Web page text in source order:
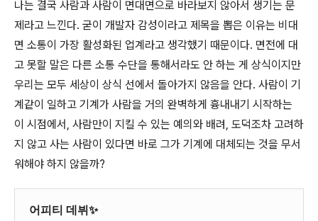
나는 결국 사람과 사람이 면대면으로 바라보지 않아서 생기는 문
제라고 느낀다. 굳이 개발자 감성이라고 제목을 뽑은 이유는 비대
면 소통이 가장 활성화된 업계라고 생각했기 때문이다. 면전에 대
고 못할 말은 다른 소통 수단을 통해서라도 안 하는 게 상식이지만
우리는 모두 세상이 상식 선에서 돌아가지 않음을 안다. 사람이 기
계같이 일하고 기계가 사람을 거의 완벽하게 흉내내기 시작하는
이 시점에서, 사람만이 지킬 수 있는 예의와 배려, 도덕조차 고려하
지 않고 사는 사람이 있다면 바로 그가 기계에 대체되는 것을 무서
워해야 하지 않을까?
어피티 데뷔✨